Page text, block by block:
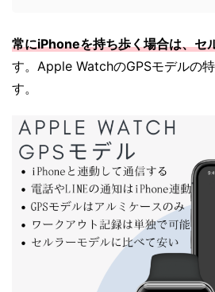
常にiPhoneを持ち歩く場合は、セ
す。Apple WatchのGPSモデルの
す。